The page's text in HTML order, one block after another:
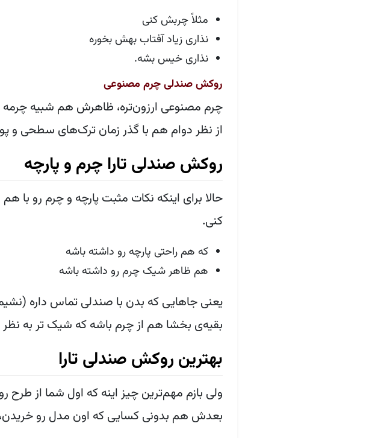
مثلاً چربش کنی
نذاری زیاد آفتاب بهش بخوره
نذاری خیس بشه.
روکش صندلی چرم مصنوعی
چرم مصنوعی ارزون‌تره، ظاهرش هم شبیه
از نظر دوام هم با گذر زمان ترک‌های سطحی
روکش صندلی تارا چرم و پارچه
حالا برای اینکه نکات مثبت پارچه و چرم رو با
کنی.
که هم راحتی پارچه رو داشته باشه
هم ظاهر شیک چرم رو داشته باشه
یعنی جاهایی که بدن با صندلی تماس داره
بقیه‌ی بخشا هم از چرم باشه که شیک تر به
بهترین روکش صندلی تارا
ولی بازم مهم‌ترین چیز اینه که اول شما از
بعدش هم بدونی کسایی که اون مدل رو